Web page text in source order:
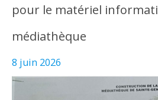
pour le matériel
médiathèque
8 juin 2026